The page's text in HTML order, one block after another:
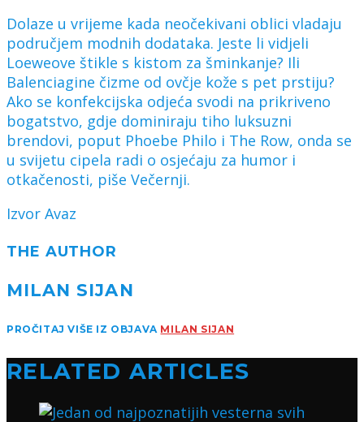
Dolaze u vrijeme kada neočekivani oblici vladaju
područjem modnih dodataka. Jeste li vidjeli
Loeweove štikle s kistom za šminkanje? Ili
Balenciagine čizme od ovčje kože s pet prstiju?
Ako se konfekcijska odjeća svodi na prikriveno
bogatstvo, gdje dominiraju tiho luksuzni
brendovi, poput Phoebe Philo i The Row, onda se
u svijetu cipela radi o osjećaju za humor i
otkačenosti, piše Večernji.
Izvor Avaz
THE AUTHOR
MILAN SIJAN
PROČITAJ VIŠE IZ OBJAVA MILAN SIJAN
RELATED ARTICLES